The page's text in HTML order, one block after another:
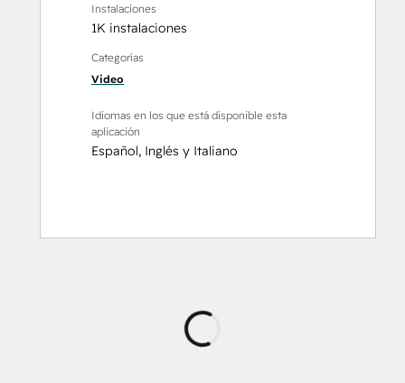
Instalaciones
1K instalaciones
Categorías
Video
Idiomas en los que está disponible esta
aplicación
Español, Inglés y Italiano
Cargando